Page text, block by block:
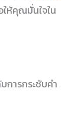
ให้คุณมั่นใจใน
การกระชับคำ